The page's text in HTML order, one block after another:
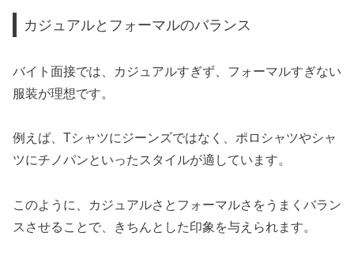
カジュアルとフォーマルのバランス
バイト面接では、カジュアルすぎず、フォーマルすぎない
服装が理想です。
例えば、Tシャツにジーンズではなく、ポロシャツやシャ
ツにチノパンといったスタイルが適しています。
このように、カジュアルさとフォーマルさをうまくバラン
スさせることで、きちんとした印象を与えられます。